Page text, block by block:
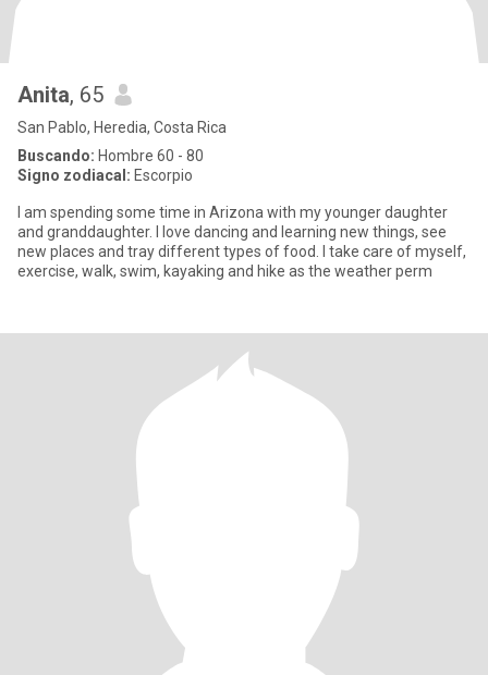
Anita, 65
San Pablo, Heredia, Costa Rica
Buscando: Hombre 60 - 80
Signo zodiacal: Escorpio
I am spending some time in Arizona with my younger daughter
and granddaughter. I love dancing and learning new things, see
new places and tray different types of food. I take care of myself,
exercise, walk, swim, kayaking and hike as the weather perm